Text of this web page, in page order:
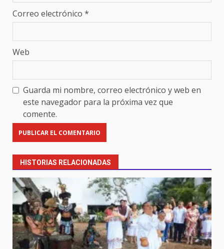
Correo electrónico *
Web
Guarda mi nombre, correo electrónico y web en
este navegador para la próxima vez que
comente.
HISTORIAS RELACIONADAS